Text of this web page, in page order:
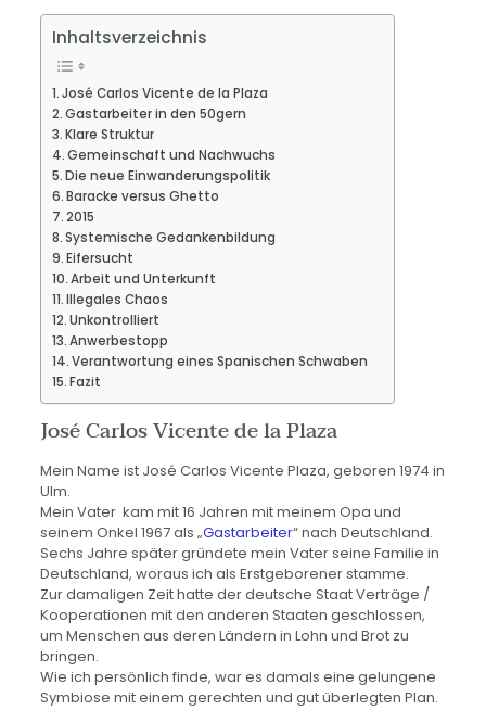
Inhaltsverzeichnis
José Carlos Vicente de la Plaza
Gastarbeiter in den 50gern
Klare Struktur
Gemeinschaft und Nachwuchs
Die neue Einwanderungspolitik
Baracke versus Ghetto
2015
Systemische Gedankenbildung
Eifersucht
Arbeit und Unterkunft
Illegales Chaos
Unkontrolliert
Anwerbestopp
Verantwortung eines Spanischen Schwaben
Fazit
José Carlos Vicente de la Plaza
Mein Name ist José Carlos Vicente Plaza, geboren 1974 in
Ulm.
Mein Vater kam mit 16 Jahren mit meinem Opa und
seinem Onkel 1967 als „Gastarbeiter“ nach Deutschland.
Sechs Jahre später gründete mein Vater seine Familie in
Deutschland, woraus ich als Erstgeborener stamme.
Zur damaligen Zeit hatte der deutsche Staat Verträge /
Kooperationen mit den anderen Staaten geschlossen,
um Menschen aus deren Ländern in Lohn und Brot zu
bringen.
Wie ich persönlich finde, war es damals eine gelungene
Symbiose mit einem gerechten und gut überlegten Plan.